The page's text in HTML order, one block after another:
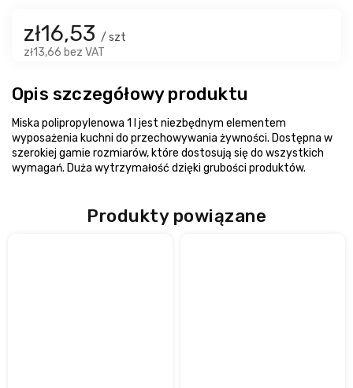
zł16,53 / szt
zł13,66 bez VAT
Produkty powiązane
Opis szczegółowy produktu
Miska polipropylenowa 1 l jest niezbędnym elementem
wyposażenia kuchni do przechowywania żywności. Dostępna w
szerokiej gamie rozmiarów, które dostosują się do wszystkich
wymagań. Duża wytrzymałość dzięki grubości produktów.